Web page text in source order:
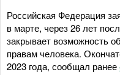
Российская Федерация
в марте, через 26 лет
закрывает возможность
правам человека.
2023 года, сообщал ранее